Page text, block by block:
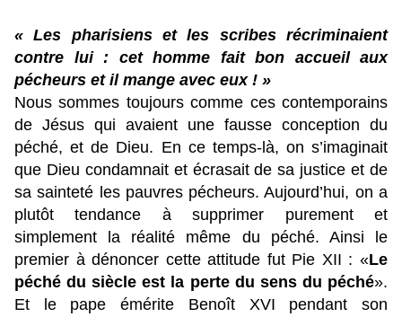
« Les pharisiens et les scribes récriminaient
contre lui : cet homme fait bon accueil aux
pécheurs et il mange avec eux ! »
Nous sommes toujours comme ces contemporains
de Jésus qui avaient une fausse conception du
péché, et de Dieu. En ce temps-là, on s’imaginait
que Dieu condamnait et écrasait de sa justice et de
sa sainteté les pauvres pécheurs. Aujourd’hui, on a
plutôt tendance à supprimer purement et
simplement la réalité même du péché. Ainsi le
premier à dénoncer cette attitude fut Pie XII : «Le
péché du siècle est la perte du sens du péché».
Et le pape émérite Benoît XVI pendant son